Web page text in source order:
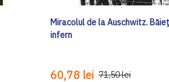
Miracolul de la Auschwitz.
infern
60,78 lei 71,50 lei